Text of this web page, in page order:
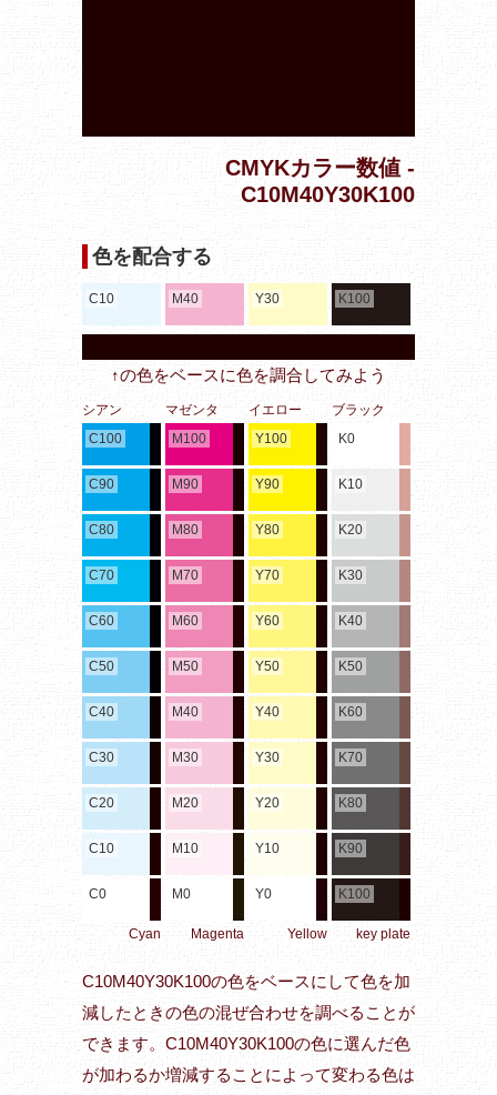
CMYKカラー数値 -
C10M40Y30K100
色を配合する
C10 M40 Y30 K100
↑の色をベースに色を調合してみよう
シアン
C100
C90
C80
C70
C60
C50
C40
C30
C20
C10
C0
Cyan
マゼンタ
M100
M90
M80
M70
M60
M50
M40
M30
M20
M10
M0
Magenta
イエロー
Y100
Y90
Y80
Y70
Y60
Y50
Y40
Y30
Y20
Y10
Y0
Yellow
ブラック
K0
K10
K20
K30
K40
K50
K60
K70
K80
K90
K100
key plate
C10M40Y30K100の色をベースにして色を加
減したときの色の混ぜ合わせを調べることが
できます。C10M40Y30K100の色に選んだ色
が加わるか増減することによって変わる色は